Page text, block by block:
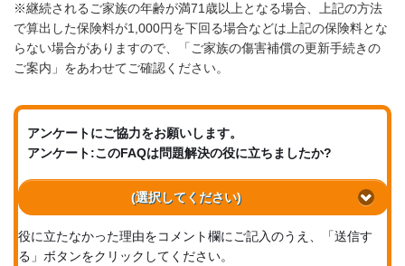
※継続されるご家族の年齢が満71歳以上となる場合、上記の方法
で算出した保険料が1,000円を下回る場合などは上記の保険料とな
らない場合がありますので、「ご家族の傷害補償の更新手続きの
ご案内」をあわせてご確認ください。
アンケートにご協力をお願いします。
アンケート:このFAQは問題解決の役に立ちましたか?
(選択してください)
役に立たなかった理由をコメント欄にご記入のうえ、「送信す
る」ボタンをクリックしてください。